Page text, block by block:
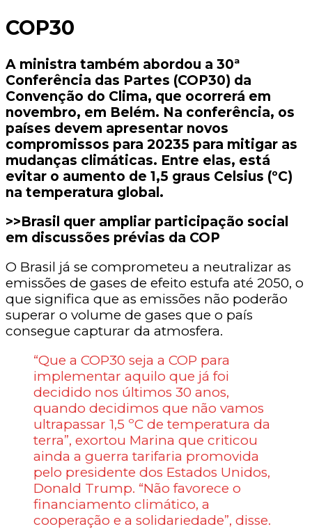
COP30
A ministra também abordou a 30ª
Conferência das Partes (COP30) da
Convenção do Clima, que ocorrerá em
novembro, em Belém. Na conferência, os
países devem apresentar novos
compromissos para 20235 para mitigar as
mudanças climáticas. Entre elas, está
evitar o aumento de 1,5 graus Celsius (ºC)
na temperatura global.
>>Brasil quer ampliar participação social
em discussões prévias da COP
O Brasil já se comprometeu a neutralizar as
emissões de gases de efeito estufa até 2050, o
que significa que as emissões não poderão
superar o volume de gases que o país
consegue capturar da atmosfera.
“Que a COP30 seja a COP para
implementar aquilo que já foi
decidido nos últimos 30 anos,
quando decidimos que não vamos
ultrapassar 1,5 ºC de temperatura da
terra”, exortou Marina que criticou
ainda a guerra tarifaria promovida
pelo presidente dos Estados Unidos,
Donald Trump. “Não favorece o
financiamento climático, a
cooperação e a solidariedade”, disse.